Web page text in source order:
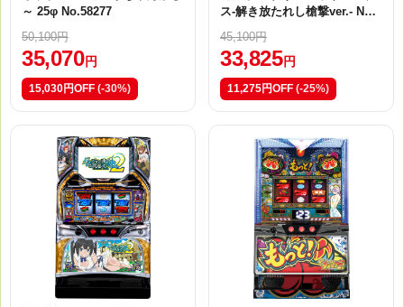
～ 25φ No.58277
50,100円
35,070 円
15,030円OFF (-30%)
ス-解き放たれし槍撃ver.- No.5
45,100円
33,825 円
11,275円OFF (-25%)